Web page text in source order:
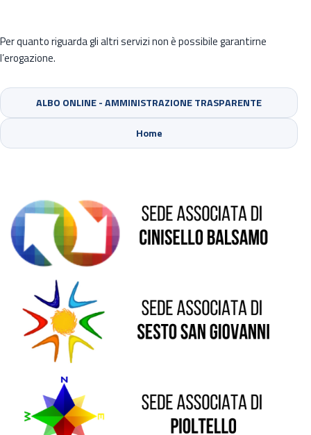
Per quanto riguarda gli altri servizi non è possibile garantirne
l’erogazione.
ALBO ONLINE - AMMINISTRAZIONE TRASPARENTE
Home
Sede di Cinisello Balsamo
Sede di Sesto San Giovanni
Sede di Pioltello
Sede di Vaprio D'Adda